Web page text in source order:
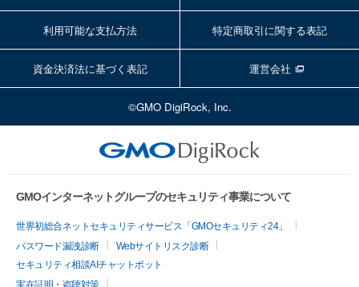
利用可能な支払方法 特定商取引に関する表記
資金決済法に基づく表記 運営会社
©GMO DigiRock, Inc.
GMOインターネットグループのセキュリティ事業について
世界初総合ネットセキュリティサービス「GMOセキュリティ24」
パスワード漏洩診断
Webサイトリスク診断
セキュリティ相談AIチャットボット
実在証明・盗聴対策